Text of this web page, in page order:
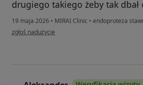
drugiego takiego żeby tak dbał
19 maja 2026 • MIRAI Clinic • endoproteza
w opinii użytkownika Jacek Mikonowicz
zgłoś nadużycie